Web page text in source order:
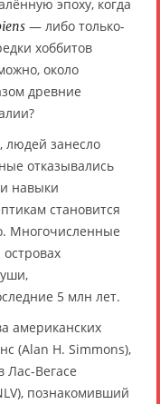
эпоху, когда
— либо только-
хоббитов
около
древние
людей занесло
отказывались
навыки
становится
Многочисленные
5 млн лет.
американских
(Alan H. Simmons),
Вегасе
познакомивший